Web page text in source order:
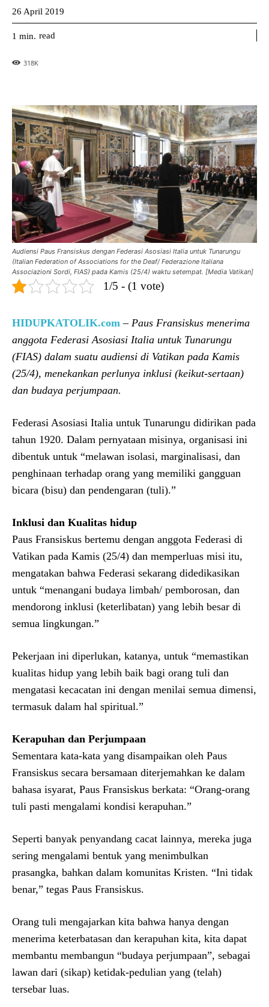
26 April 2019
1 min. read
318K
Audiensi Paus Fransiskus dengan Federasi Asosiasi Italia untuk Tunarungu
(Italian Federation of Associations for the Deaf/ Federazione Italiana
Associazioni Sordi, FIAS) pada Kamis (25/4) waktu setempat. [Media Vatikan]
1/5 - (1 vote)
HIDUPKATOLIK.com –Paus Fransiskus menerima
anggota Federasi Asosiasi Italia untuk Tunarungu
(FIAS) dalam suatu audiensi di Vatikan pada Kamis
(25/4), menekankan perlunya inklusi (keikut-sertaan)
dan budaya perjumpaan.
Federasi Asosiasi Italia untuk Tunarungu didirikan pada
tahun 1920. Dalam pernyataan misinya, organisasi ini
dibentuk untuk “melawan isolasi, marginalisasi, dan
penghinaan terhadap orang yang memiliki gangguan
bicara (bisu) dan pendengaran (tuli).”
Inklusi dan Kualitas hidup
Paus Fransiskus bertemu dengan anggota Federasi di
Vatikan pada Kamis (25/4) dan memperluas misi itu,
mengatakan bahwa Federasi sekarang didedikasikan
untuk “menangani budaya limbah/ pemborosan, dan
mendorong inklusi (keterlibatan) yang lebih besar di
semua lingkungan.”
Pekerjaan ini diperlukan, katanya, untuk “memastikan
kualitas hidup yang lebih baik bagi orang tuli dan
mengatasi kecacatan ini dengan menilai semua dimensi,
termasuk dalam hal spiritual.”
Kerapuhan dan Perjumpaan
Sementara kata-kata yang disampaikan oleh Paus
Fransiskus secara bersamaan diterjemahkan ke dalam
bahasa isyarat, Paus Fransiskus berkata: “Orang-orang
tuli pasti mengalami kondisi kerapuhan.”
Seperti banyak penyandang cacat lainnya, mereka juga
sering mengalami bentuk yang menimbulkan
prasangka, bahkan dalam komunitas Kristen. “Ini tidak
benar,” tegas Paus Fransiskus.
Orang tuli mengajarkan kita bahwa hanya dengan
menerima keterbatasan dan kerapuhan kita, kita dapat
membantu membangun “budaya perjumpaan”, sebagai
lawan dari (sikap) ketidak-pedulian yang (telah)
tersebar luas.